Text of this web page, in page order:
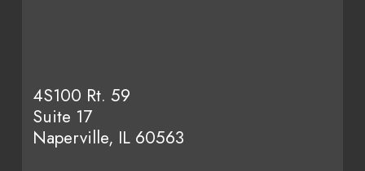
4S100 Rt. 59
Suite 17
Naperville, IL 60563